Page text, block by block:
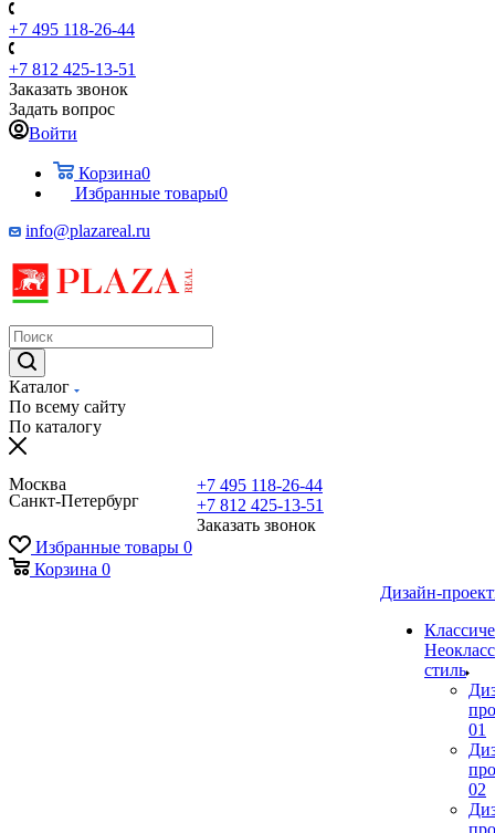
+7 495 118-26-44
+7 812 425-13-51
Заказать звонок
Задать вопрос
Войти
Корзина0
Избранные товары0
info@plazareal.ru
Каталог
По всему сайту
По каталогу
Москва
Санкт-Петербург
+7 495 118-26-44
+7 812 425-13-51
Заказать звонок
Избранные товары 0
Корзина 0
Дизайн-
стиль
01
02